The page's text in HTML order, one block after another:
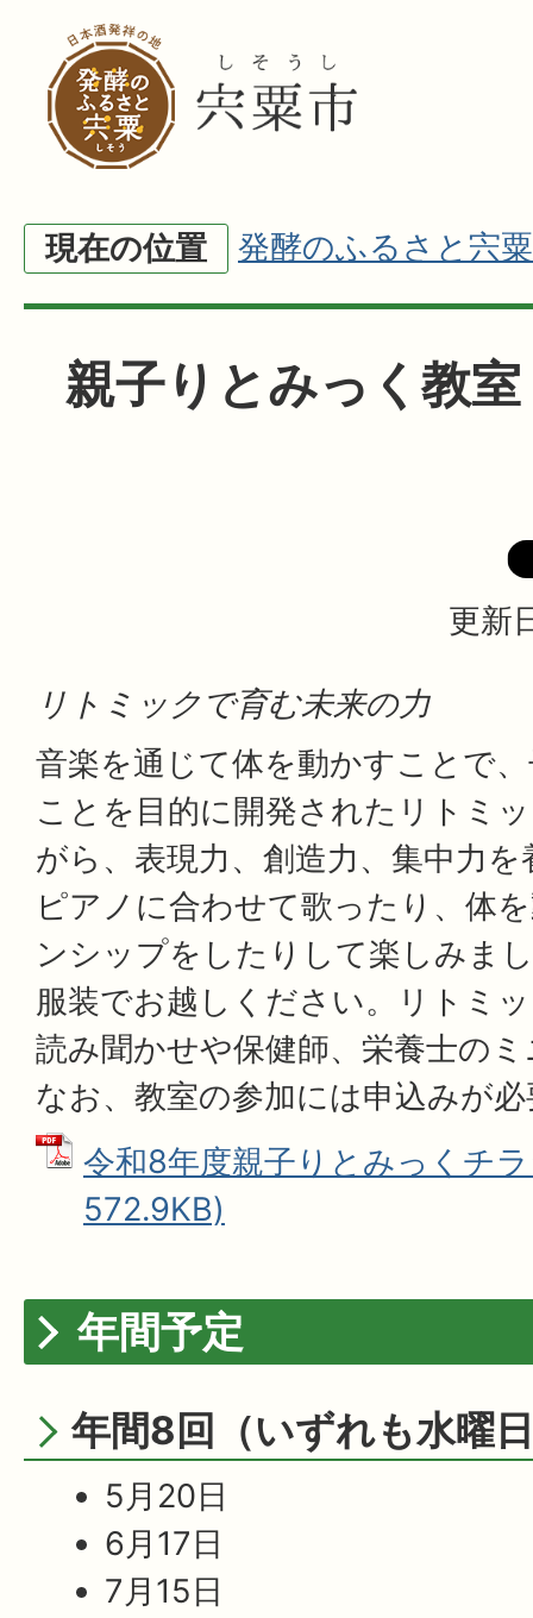
現在の位置 発酵のふるさと宍粟
親子りとみっく教室
更新
リトミックで育む未来の力
音楽を通じて体を動かすことで
ことを目的に開発されたリトミ
がら、表現力、創造力、集中力
ピアノに合わせて歌ったり、体
ンシップをしたりして楽しみま
服装でお越しください。リトミ
読み聞かせや保健師、栄養士の
なお、教室の参加には申込みが
令和8年度親子りとみっくチ
572.9KB)
年間予定
年間8回（いずれも水曜
5月20日
6月17日
7月15日